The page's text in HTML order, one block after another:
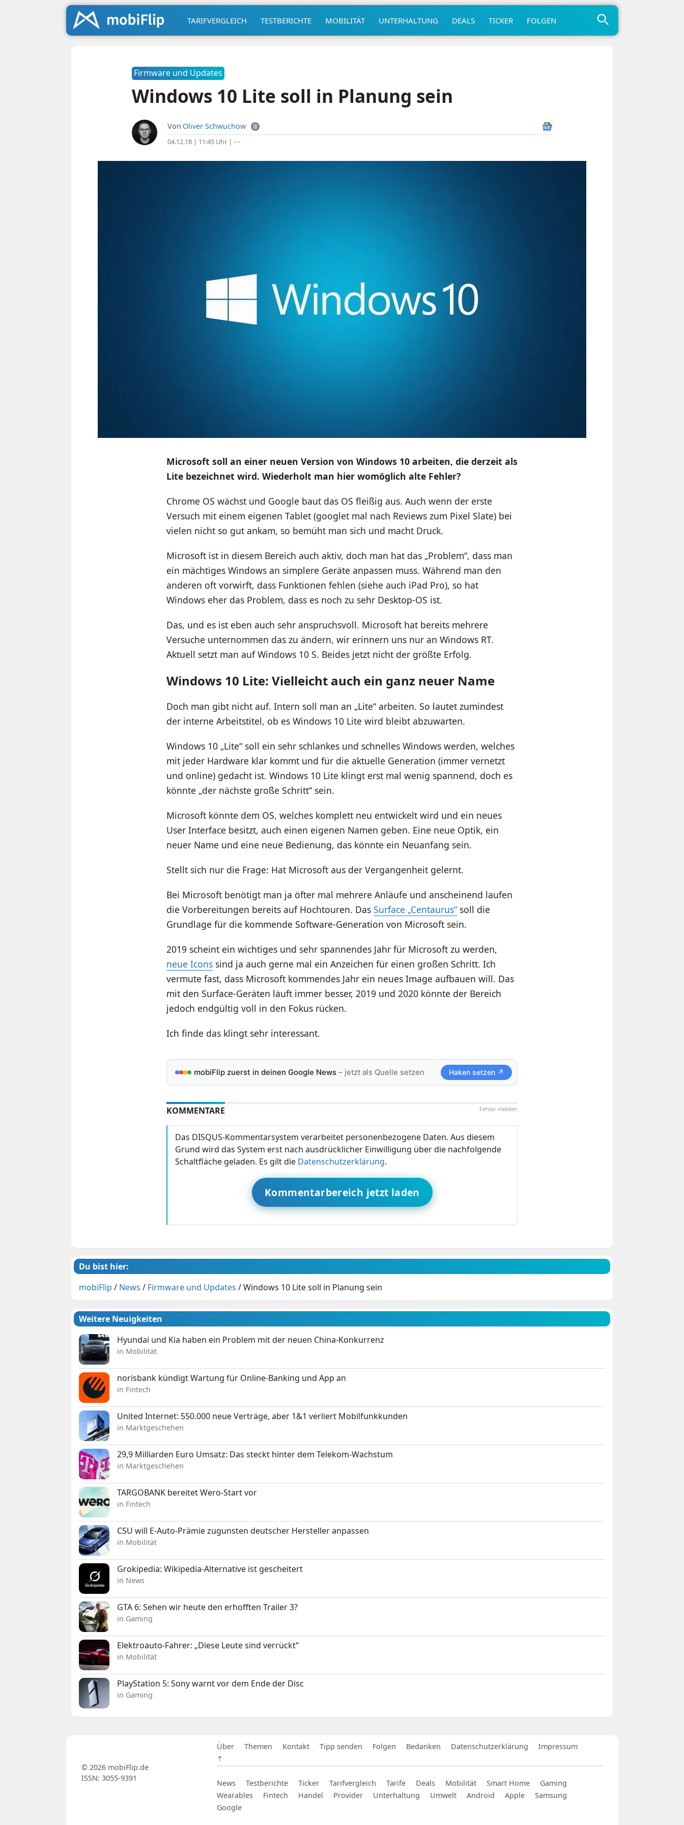
TARIFVERGLEICH TESTBERICHTE MOBILITÄT UNTERHALTUNG DEALS TICKER FOLGEN
Firmware und Updates
Windows 10 Lite soll in Planung sein
Von Oliver Schwuchow
04.12.18 | 11:45 Uhr| ⋯
Microsoft soll an einer neuen Version von Windows 10 arbeiten, die derzeit als
Lite bezeichnet wird. Wiederholt man hier womöglich alte Fehler?
Chrome OS wächst und Google baut das OS fleißig aus. Auch wenn der erste
Versuch mit einem eigenen Tablet (googlet mal nach Reviews zum Pixel Slate) bei
vielen nicht so gut ankam, so bemüht man sich und macht Druck.
Microsoft ist in diesem Bereich auch aktiv, doch man hat das „Problem“, dass man
ein mächtiges Windows an simplere Geräte anpassen muss. Während man den
anderen oft vorwirft, dass Funktionen fehlen (siehe auch iPad Pro), so hat
Windows eher das Problem, dass es noch zu sehr Desktop-OS ist.
Das, und es ist eben auch sehr anspruchsvoll. Microsoft hat bereits mehrere
Versuche unternommen das zu ändern, wir erinnern uns nur an Windows RT.
Aktuell setzt man auf Windows 10 S. Beides jetzt nicht der größte Erfolg.
Windows 10 Lite: Vielleicht auch ein ganz neuer Name
Doch man gibt nicht auf. Intern soll man an „Lite“ arbeiten. So lautet zumindest
der interne Arbeitstitel, ob es Windows 10 Lite wird bleibt abzuwarten.
Windows 10 „Lite“ soll ein sehr schlankes und schnelles Windows werden, welches
mit jeder Hardware klar kommt und für die aktuelle Generation (immer vernetzt
und online) gedacht ist. Windows 10 Lite klingt erst mal wenig spannend, doch es
könnte „der nächste große Schritt“ sein.
Microsoft könnte dem OS, welches komplett neu entwickelt wird und ein neues
User Interface besitzt, auch einen eigenen Namen geben. Eine neue Optik, ein
neuer Name und eine neue Bedienung, das könnte ein Neuanfang sein.
Stellt sich nur die Frage: Hat Microsoft aus der Vergangenheit gelernt.
Bei Microsoft benötigt man ja öfter mal mehrere Anläufe und anscheinend laufen
die Vorbereitungen bereits auf Hochtouren. Das Surface „Centaurus“soll die
Grundlage für die kommende Software-Generation von Microsoft sein.
2019 scheint ein wichtiges und sehr spannendes Jahr für Microsoft zu werden,
neue Iconssind ja auch gerne mal ein Anzeichen für einen großen Schritt. Ich
vermute fast, dass Microsoft kommendes Jahr ein neues Image aufbauen will. Das
mit den Surface-Geräten läuft immer besser, 2019 und 2020 könnte der Bereich
jedoch endgültig voll in den Fokus rücken.
Ich finde das klingt sehr interessant.
mobiFlip zuerst in deinen Google News– jetzt als Quelle setzen Haken setzen ↗
Fehler melden
KOMMENTARE
Das DISQUS-Kommentarsystem verarbeitet personenbezogene Daten. Aus diesem
Grund wird das System erst nach ausdrücklicher Einwilligung über die nachfolgende
Schaltfläche geladen. Es gilt die Datenschutzerklärung.
Kommentarbereich jetzt laden
Du bist hier:
mobiFlip / News / Firmware und Updates /Windows 10 Lite soll in Planung sein
Weitere Neuigkeiten
Hyundai und Kia haben ein Problem mit der neuen China-Konkurrenz
in Mobilität
norisbank kündigt Wartung für Online-Banking und App an
in Fintech
United Internet: 550.000 neue Verträge, aber 1&1 verliert Mobilfunkkunden
in Marktgeschehen
29,9 Milliarden Euro Umsatz: Das steckt hinter dem Telekom-Wachstum
in Marktgeschehen
TARGOBANK bereitet Wero-Start vor
in Fintech
CSU will E-Auto-Prämie zugunsten deutscher Hersteller anpassen
in Mobilität
Grokipedia: Wikipedia-Alternative ist gescheitert
in News
GTA 6: Sehen wir heute den erhofften Trailer 3?
in Gaming
Elektroauto-Fahrer: „Diese Leute sind verrückt“
in Mobilität
PlayStation 5: Sony warnt vor dem Ende der Disc
in Gaming
Über Themen Kontakt Tipp senden Folgen Bedanken Datenschutzerklärung
Impressum
⇡
News Testberichte Ticker Tarifvergleich Tarife Deals Mobilität Smart Home
Gaming
Wearables
Fintech Handel Provider Unterhaltung Umwelt Android Apple
Samsung
Google
© 2026 mobiFlip.de
ISSN: 3055-9391